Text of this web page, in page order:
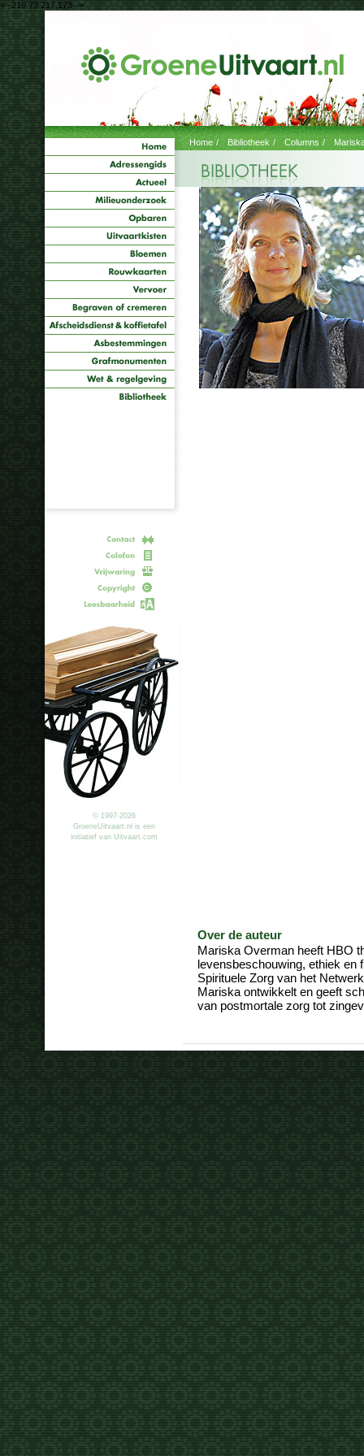
<--216.73.217.173-->
© 1997-2026
GroeneUitvaart.nl is een
initiatief van Uitvaart.com
Home / Bibliotheek / Columns /
Over de auteur
Mariska Overman heeft HBO
levensbeschouwing, ethiek en
Spirituele Zorg van het
Mariska ontwikkelt en geeft
van postmortale zorg tot